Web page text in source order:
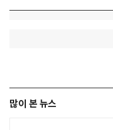
많이 본 뉴스